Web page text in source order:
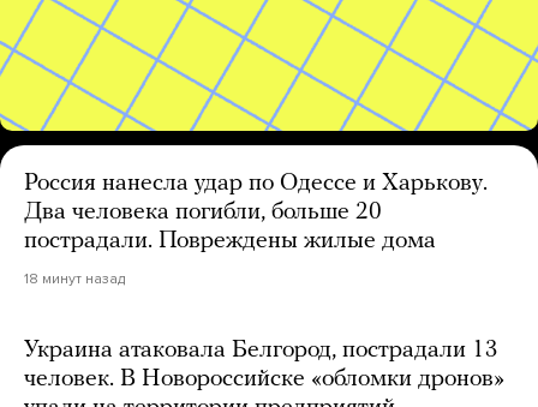
Россия нанесла удар по Одессе и Харькову.
Два человека погибли, больше 20
пострадали. Повреждены жилые дома
18 минут назад
Украина атаковала Белгород, пострадали 13
человек. В Новороссийске «обломки дронов»